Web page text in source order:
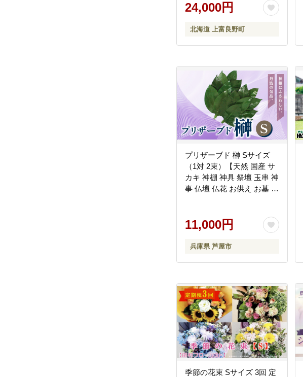
24,000円
北海道 上富良野町
プリザーブド 榊 Sサイズ
（1対 2束）【天然 国産 サ
カキ 神棚 神具 祭壇 玉串 神
事 仏壇 仏花 お供え お墓 お
フラワー】
11,000円
兵庫県 芦屋市
季節の花束 Sサイズ 3回 定